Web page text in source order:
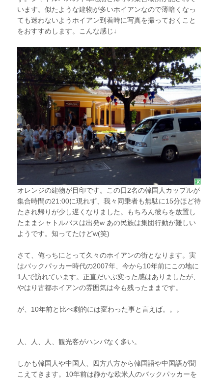
います。似たような建物が多いホイアンなので薄暗くなっ
ても迷わないようホイアン到着時に写真を撮っておくこと
をおすすめします。こんな感じ↓
オレンジの建物が目印です。この日2名の韓国人カップルが
集合時間の21:00に現れず、我々同乗者も無駄に15分ほど待
たされ帰りが少し遅くなりました。もちろん彼らを放置し
たままシャトルバスは出発w あの民族は集団行動が難しい
ようです。知ってたけどw(笑)
さて、俺っちにとって久々のホイアンの街となります。実
はバックパッカー時代の2007年、今から10年前にこの地に
1人で訪れています。正直だいぶ変った感はありましたが、
やはり古都ホイアンの雰囲気は今も残ったままです。
が、10年前と比べ劇的には変わった事と言えば。。。
人、人、人、観光客がハンパなく多い。
しかも韓国人や中国人、四方八方から韓国語や中国語が聞
こえてきます。10年前は静かな欧米人のバックパッカーを